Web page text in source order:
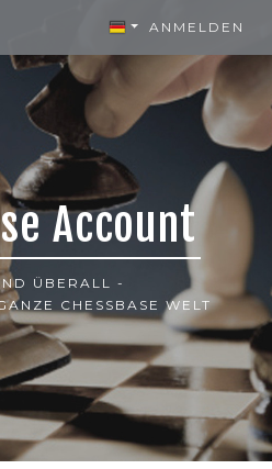
ANMELDEN
Account
ÜBERALL -
CHESSBASE WELT